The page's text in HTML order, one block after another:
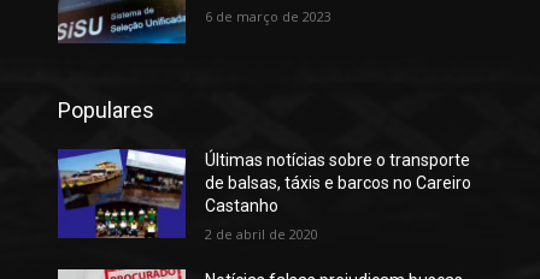
6 de março de 2023
Populares
Últimas notícias sobre o transporte
de balsas, táxis e barcos no Careiro
Castanho
2 de abril de 2020